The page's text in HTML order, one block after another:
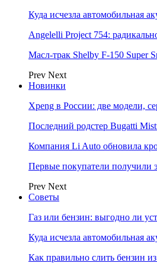
Куда исчезла автомобильная
Angelelli Project 754:
Масл-трак Shelby F-150 Super
Prev Next
Новинки
Xpeng в России: две модели,
Последний родстер Bugatti
Компания Li Auto обновила
Первые покупатели получили
Prev Next
Советы
Газ или бензин: выгодно ли
Куда исчезла автомобильная
Как правильно слить бензин